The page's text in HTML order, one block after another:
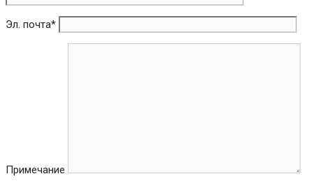
Эл. почта*
Примечание